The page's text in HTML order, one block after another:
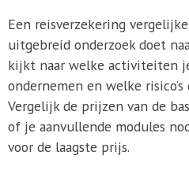
Een reisverzekering
uitgebreid onderzoek doet
kijkt naar welke activiteiten
ondernemen en welke risico’s
Vergelijk de prijzen van de
of je aanvullende modules
voor de laagste prijs.